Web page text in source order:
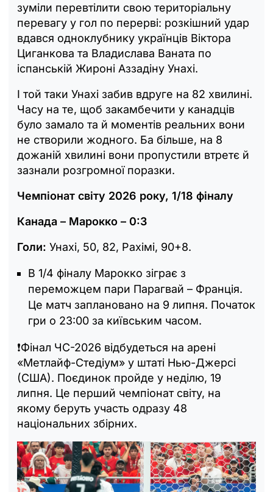
зуміли перевтілити свою територіальну
перевагу у гол по перерві: розкішний удар
вдався одноклубнику українців Віктора
Циганкова та Владислава Ваната по
іспанській Жироні Аззадіну Унахі.
І той таки Унахі забив вдруге на 82 хвилині.
Часу на те, щоб закамбечити у канадців
було замало та й моментів реальних вони
не створили жодного. Ба більше, на 8
дожаній хвилині вони пропустили втретє й
зазнали розгромної поразки.
Чемпіонат світу 2026 року, 1/18 фіналу
Канада – Марокко – 0:3
Голи: Унахі, 50, 82, Рахімі, 90+8.
В 1/4 фіналу Марокко зіграє з
переможцем пари Парагвай – Франція.
Це матч заплановано на 9 липня. Початок
гри о 23:00 за київським часом.
❗️Фінал ЧС-2026 відбудеться на арені
«Метлайф-Стедіум» у штаті Нью-Джерсі
(США). Поєдинок пройде у неділю, 19
липня. Це перший чемпіонат світу, на
якому беруть участь одразу 48
національних збірних.